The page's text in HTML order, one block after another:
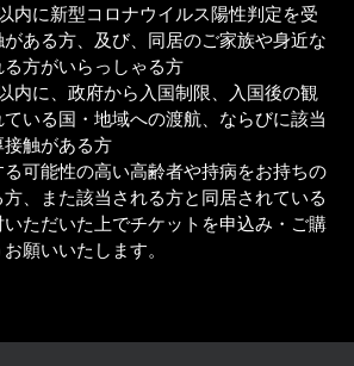
内に新型コロナウイルス陽性判定を受
ある方、及び、同居のご家族や身近な
方がいらっしゃる方
内に、政府から入国制限、入国後の観
いる国・地域への渡航、ならびに該当
触がある方
る可能性の高い高齢者や持病をお持ちの
、また該当される方と同居されている
ただいた上でチケットを申込み・ご購
願いいたします。